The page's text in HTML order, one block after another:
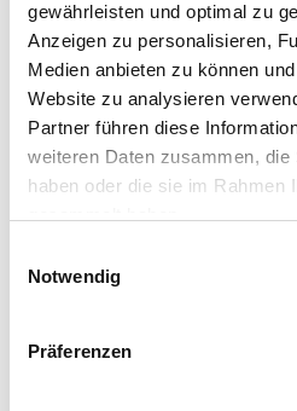
gewährleisten und optimal zu
Anzeigen zu personalisieren,
Medien anbieten zu können
Website zu analysieren
Partner führen diese
weiteren Daten zusammen, die
haben oder die sie im Rahmen
Notwendig
Präferenzen
ZUBEHÖR UND PASSENDE